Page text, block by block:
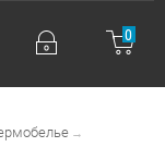
0
→